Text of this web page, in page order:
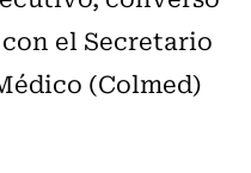
el Secretario
(Colmed)